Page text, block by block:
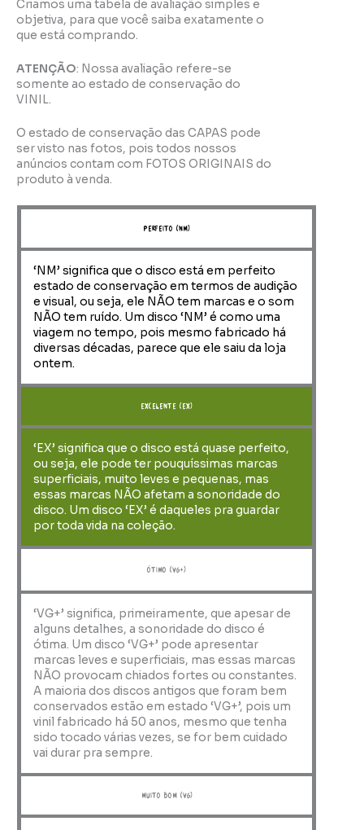
Criamos uma tabela de avaliação simples e
objetiva, para que você saiba exatamente o
que está comprando.
ATENÇÃO: Nossa avaliação refere-se
somente ao estado de conservação do
VINIL.
O estado de conservação das CAPAS pode
ser visto nas fotos, pois todos nossos
anúncios contam com FOTOS ORIGINAIS do
produto à venda.
perfeito (NM)
‘NM’ significa que o disco está em perfeito
estado de conservação em termos de audição
e visual, ou seja, ele NÃO tem marcas e o som
NÃO tem ruído. Um disco ‘NM’ é como uma
viagem no tempo, pois mesmo fabricado há
diversas décadas, parece que ele saiu da loja
ontem.
Excelente (EX)
‘EX’ significa que o disco está quase perfeito,
ou seja, ele pode ter pouquíssimas marcas
superficiais, muito leves e pequenas, mas
essas marcas NÃO afetam a sonoridade do
disco. Um disco ‘EX’ é daqueles pra guardar
por toda vida na coleção.
ótimo (VG+)
‘VG+’ significa, primeiramente, que apesar de
alguns detalhes, a sonoridade do disco é
ótima. Um disco ‘VG+’ pode apresentar
marcas leves e superficiais, mas essas marcas
NÃO provocam chiados fortes ou constantes.
A maioria dos discos antigos que foram bem
conservados estão em estado ‘VG+’, pois um
vinil fabricado há 50 anos, mesmo que tenha
sido tocado várias vezes, se for bem cuidado
vai durar pra sempre.
muito bom (VG)